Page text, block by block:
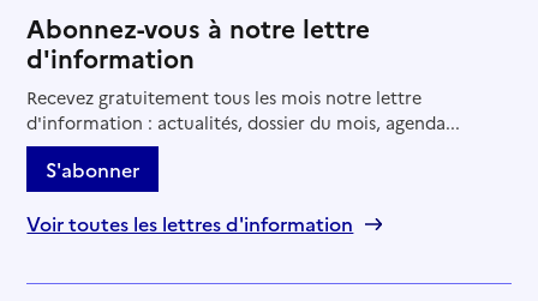
Abonnez-vous à notre lettre
d'information
Recevez gratuitement tous les mois notre lettre
d'information : actualités, dossier du mois, agenda...
S'abonner
Voir toutes les lettres d'information